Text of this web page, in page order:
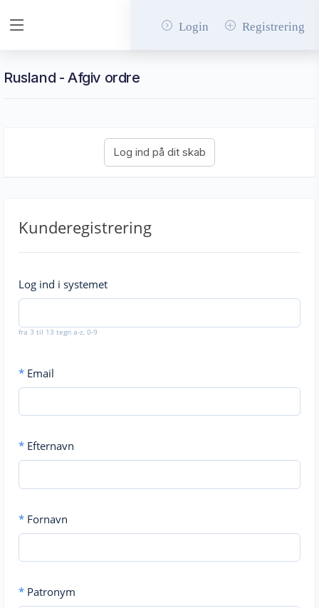
Login Registrering
Rusland - Afgiv ordre
Kunderegistrering
Log ind i systemet
fra 3 til 13 tegn a-z, 0-9
* Email
* Efternavn
* Fornavn
* Patronym